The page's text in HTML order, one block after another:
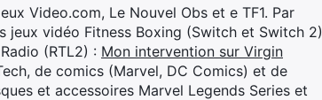
Video.com, Le Nouvel Obs et e TF1. Par
jeux vidéo Fitness Boxing (Switch et Switch 2)
(RTL2) : Mon intervention sur Virgin
de comics (Marvel, DC Comics) et de
et accessoires Marvel Legends Series et